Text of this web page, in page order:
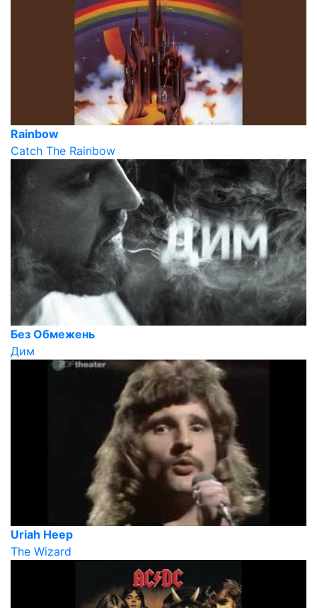
Rainbow
Catch The Rainbow
Без Обмежень
Дим
Uriah Heep
The Wizard